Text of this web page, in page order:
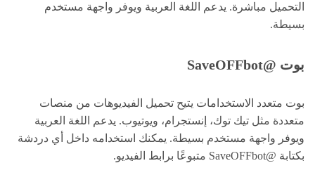
التحميل مباشرة. يدعم اللغة العربية ويوفر واجهة مستخدم
بسيطة.
بوت @SaveOFFbot
بوت متعدد الاستخدامات يتيح تحميل الفيديوهات من منصات
متعددة مثل تيك توك، إنستجرام، ويوتيوب. يدعم اللغة العربية
ويوفر واجهة مستخدم بسيطة. يمكنك استخدامه داخل أي دردشة
بكتابة @SaveOFFbot متبوعًا برابط الفيديو.